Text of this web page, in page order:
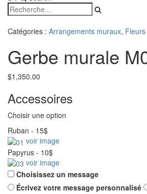
Catégories : Arrangements muraux,
Gerbe murale
$1,350.00
Accessoires
Choisir une option
Ruban - 15$
voir image
Papyrus - 10$
voir image
Choisissez un message
Écrivez votre message personnalisé